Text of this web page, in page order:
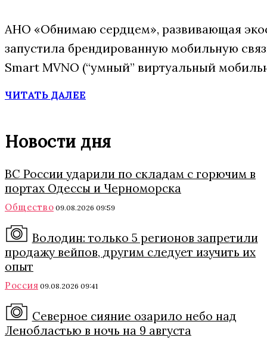
АНО «Обнимаю сердцем», развивающая
запустила брендированную мобильную
Smart MVNO (“умный” виртуальный
ЧИТАТЬ ДАЛЕЕ
Новости дня
ВС России ударили по складам с горючим в
портах Одессы и Черноморска
Общество 09.08.2026 09:59
Володин: только 5 регионов запретили
продажу вейпов, другим следует изучить их
опыт
Россия 09.08.2026 09:41
Северное сияние озарило небо над
Ленобластью в ночь на 9 августа